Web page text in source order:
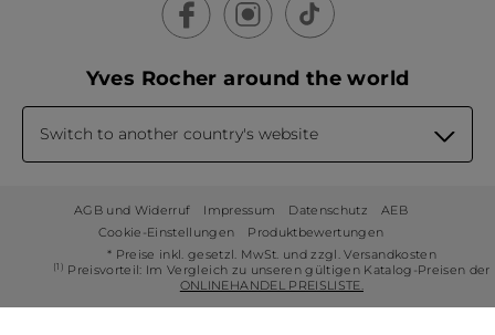
Yves Rocher around the world
Switch to another country's website
AGB und Widerruf Impressum Datenschutz
AEB
Cookie-Einstellungen
Produktbewertungen
* Preise inkl. gesetzl. MwSt. und zzgl. Versandkosten
(1) Preisvorteil: Im Vergleich zu unseren gültigen Katalog-Preisen der
ONLINEHANDEL PREISLISTE.